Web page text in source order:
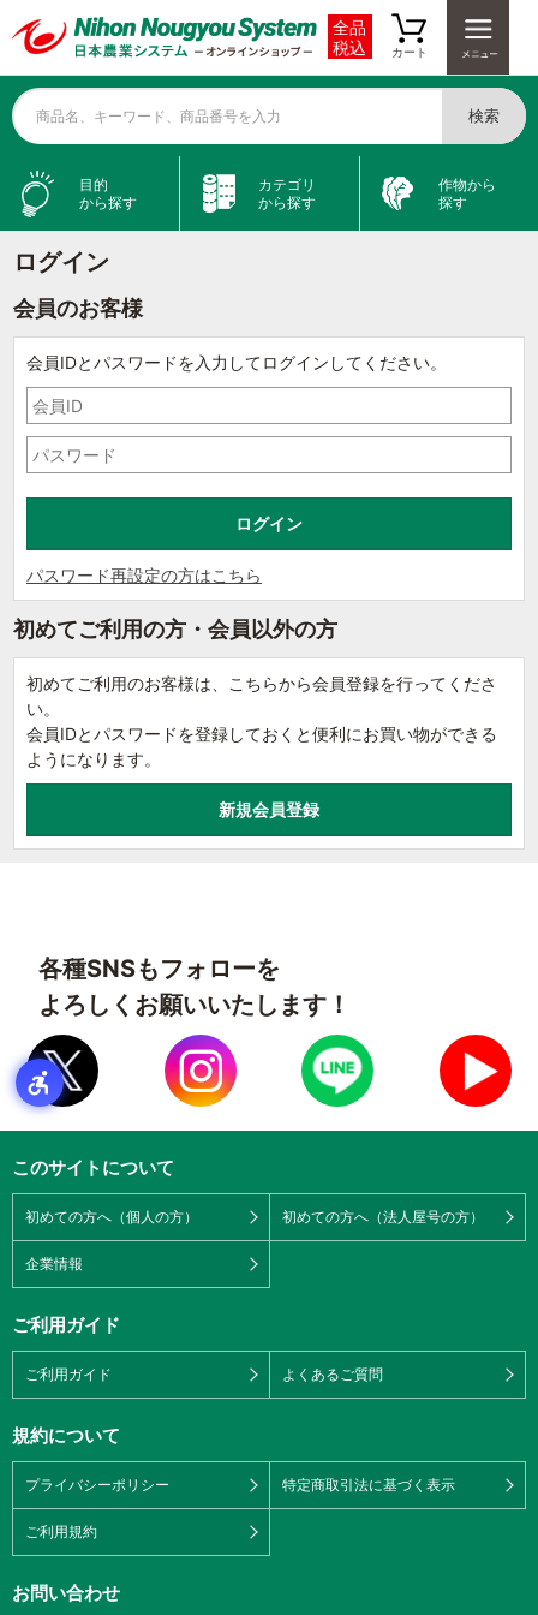
全品
税込
カート
商品名、キーワード、商品番号を入力 検索
目的
から探す
カテゴリ
から探す
作物から
探す
ログイン
会員のお客様
会員IDとパスワードを入力してログインしてください。
パスワード再設定の方はこちら
初めてご利用の方・会員以外の方
初めてご利用のお客様は、こちらから会員登録を行ってくださ
い。
会員IDとパスワードを登録しておくと便利にお買い物ができる
ようになります。
各種SNSもフォローを
よろしくお願いいたします！
このサイトについて
初めての方へ（個人の方） 初めての方へ（法人屋号の方）
企業情報
ご利用ガイド
ご利用ガイド よくあるご質問
規約について
プライバシーポリシー 特定商取引法に基づく表示
ご利用規約
お問い合わせ